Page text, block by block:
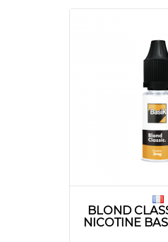
BLOND
NICOTINE